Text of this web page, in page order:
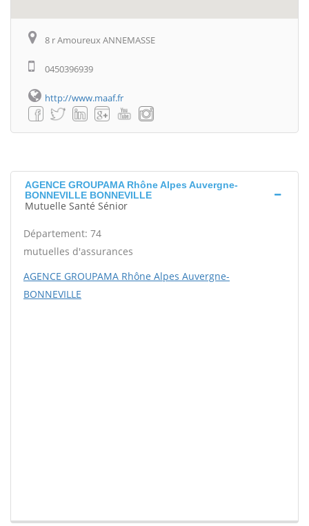
8 r Amoureux ANNEMASSE
0450396939
http://www.maaf.fr
AGENCE GROUPAMA Rhône Alpes Auvergne-
BONNEVILLE BONNEVILLE
Mutuelle Santé Sénior
Département: 74
mutuelles d'assurances
AGENCE GROUPAMA Rhône Alpes Auvergne-
BONNEVILLE